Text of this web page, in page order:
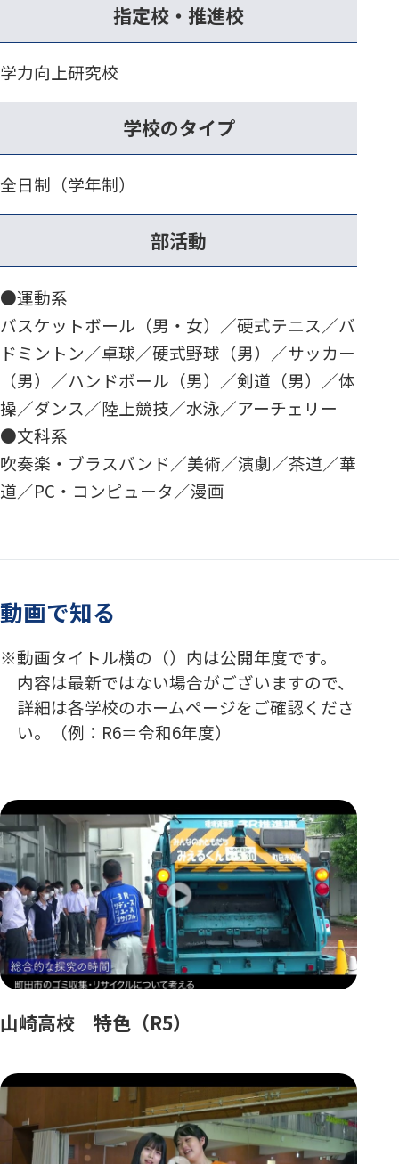
指定校・推進校
学力向上研究校
学校のタイプ
全日制（学年制）
部活動
●運動系
バスケットボール（男・女）／硬式テニス／バ
ドミントン／卓球／硬式野球（男）／サッカー
（男）／ハンドボール（男）／剣道（男）／体
操／ダンス／陸上競技／水泳／アーチェリー
●文科系
吹奏楽・ブラスバンド／美術／演劇／茶道／華
道／PC・コンピュータ／漫画
動画で知る
動画タイトル横の（）内は公開年度です。
内容は最新ではない場合がございますので、
詳細は各学校のホームページをご確認くださ
い。（例：R6＝令和6年度）
山崎高校 特色（R5）